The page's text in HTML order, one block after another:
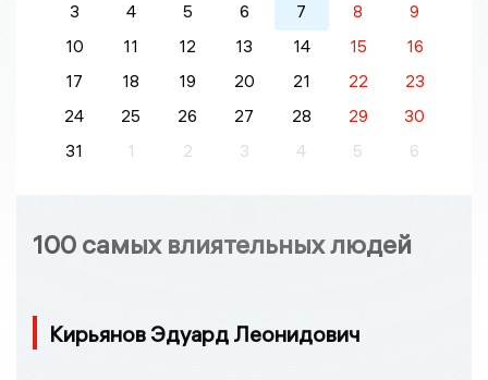
3
4 5 6 7 8
9
10
11 12 13 14 15
16
17
18 19 20 21 22
23
24
25 26 27 28 29
30
31
1 2 3 4 5 6
100 самых влиятельных людей
Кирьянов Эдуард Леонидович